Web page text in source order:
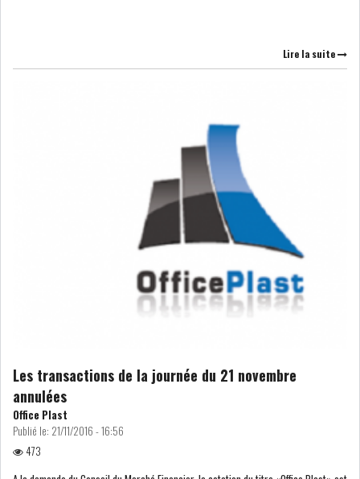
ASSEMBLÉE DES
REPRÉSENTANTS DU
PEUPLE (ARP)
SAIED LIMOGE LA MINISTRE DE
L'INDUS...
Lire la suite
Les transactions de la journée du 21 novembre
annulées
Office Plast
Publié le: 21/11/2016 - 16:56
473